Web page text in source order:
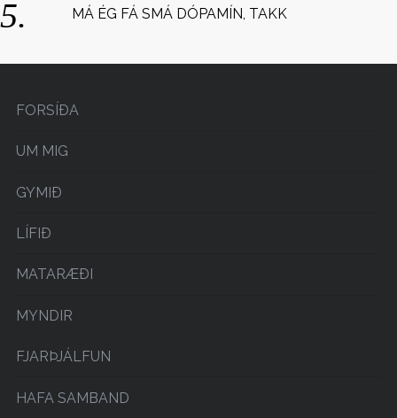
MÁ ÉG FÁ SMÁ DÓPAMÍN, TAKK
FORSÍÐA
UM MIG
GYMIÐ
LÍFIÐ
MATARÆÐI
MYNDIR
FJARÞJÁLFUN
HAFA SAMBAND